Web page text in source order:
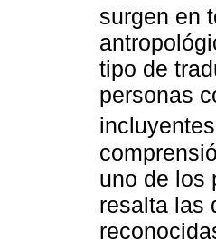
surgen en
tipo de
personas
uno de los
resalta las